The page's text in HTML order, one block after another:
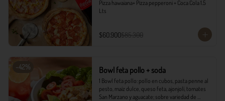
Pizza hawaiana+ Pizza pepperoni + Coca Cola 1.5
Lts
$60.900$85.300
-42% Bowl feta pollo + soda
1 Bowl feta pollo: pollo en cubos, pasta penne al
pesto, maíz dulce, queso feta, ajonjolí, tomates
San Marzano y aguacate; sobre variedad de